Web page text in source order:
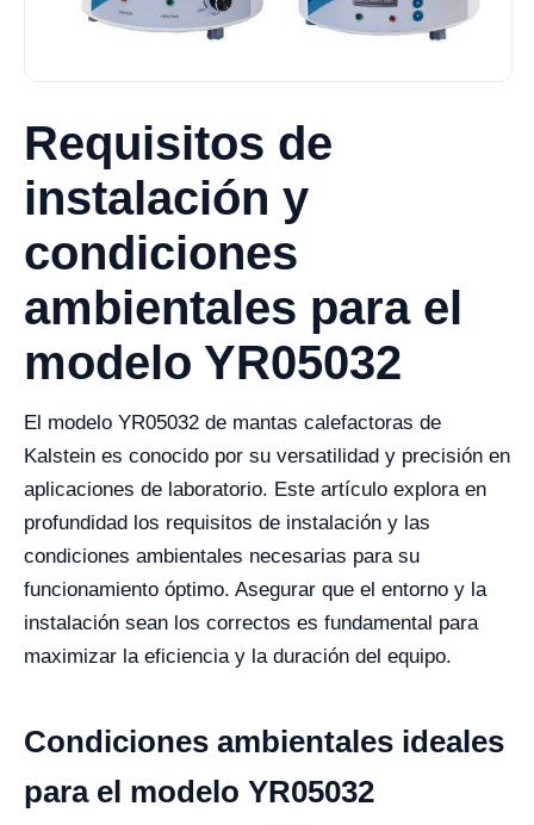
Requisitos de
instalación y
condiciones
ambientales para el
modelo YR05032
El modelo YR05032 de mantas calefactoras de
Kalstein es conocido por su versatilidad y precisión en
aplicaciones de laboratorio. Este artículo explora en
profundidad los requisitos de instalación y las
condiciones ambientales necesarias para su
funcionamiento óptimo. Asegurar que el entorno y la
instalación sean los correctos es fundamental para
maximizar la eficiencia y la duración del equipo.
Condiciones ambientales ideales
para el modelo YR05032